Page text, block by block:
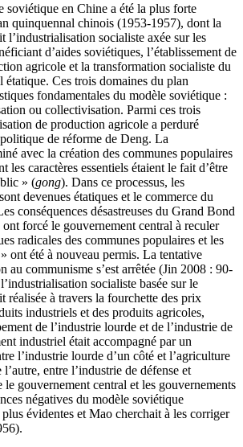
soviétique en Chine a été la plus forte
quinquennal chinois (1953-1957), dont la
l’industrialisation socialiste axée sur les
d’aides soviétiques, l’établissement de
agricole et la transformation socialiste du
Ces trois domaines du plan
fondamentales du modèle soviétique :
ou collectivisation. Parmi ces trois
de production agricole a perduré
de réforme de Deng. La
avec la création des communes populaires
les caractères essentiels étaient le fait d’être
» (gong). Dans ce processus, les
devenues étatiques et le commerce du
conséquences désastreuses du Grand Bond
forcé le gouvernement central à reculer
radicales des communes populaires et les
ont été à nouveau permis. La tentative
au communisme s’est arrêtée (Jin 2008 : 90-
socialiste basée sur le
réalisée à travers la fourchette des prix
industriels et des produits agricoles,
de l’industrie lourde et de l’industrie de
industriel était accompagné par un
l’industrie lourde d’un côté et l’agriculture
entre l’industrie de défense et
gouvernement central et les gouvernements
négatives du modèle soviétique
évidentes et Mao cherchait à les corriger